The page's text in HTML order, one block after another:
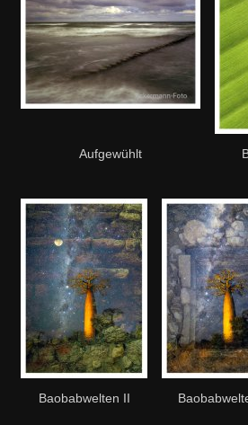
Aufgewühlt
Baobabwelten II